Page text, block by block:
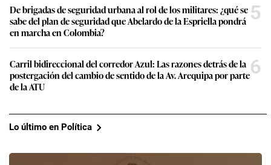
De brigadas de seguridad urbana al rol de los militares: ¿qué se
sabe del plan de seguridad que Abelardo de la Espriella pondrá
en marcha en Colombia?
5
Carril bidireccional del corredor Azul: Las razones detrás de la
postergación del cambio de sentido de la Av. Arequipa por parte
de la ATU
6
Lo último en Política